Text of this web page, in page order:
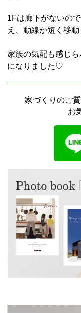
1Fは廊下がないの
え、動線が短く移動
家族の気配も感じ
になりました♡
家づくりのご
お